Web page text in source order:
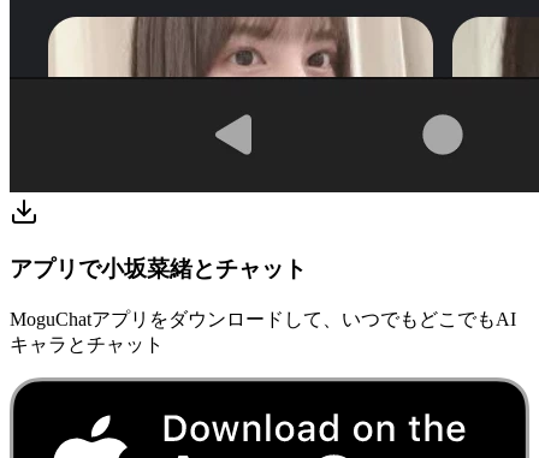
アプリで小坂菜緒とチャット
MoguChatアプリをダウンロードして、いつでもどこでもAI
キャラとチャット